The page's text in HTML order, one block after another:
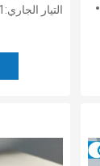
التيار الجاري:4.1 أ